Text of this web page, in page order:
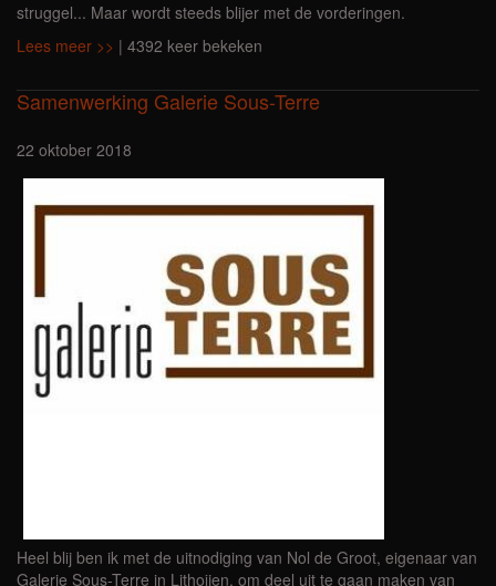
struggel... Maar wordt steeds blijer met de vorderingen.
Lees meer >> | 4392 keer bekeken
Samenwerking Galerie Sous-Terre
22 oktober 2018
Heel blij ben ik met de uitnodiging van Nol de Groot, eigenaar van
Galerie Sous-Terre in Lithoijen, om deel uit te gaan maken van